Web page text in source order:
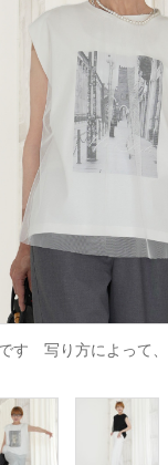
す　写り方によって